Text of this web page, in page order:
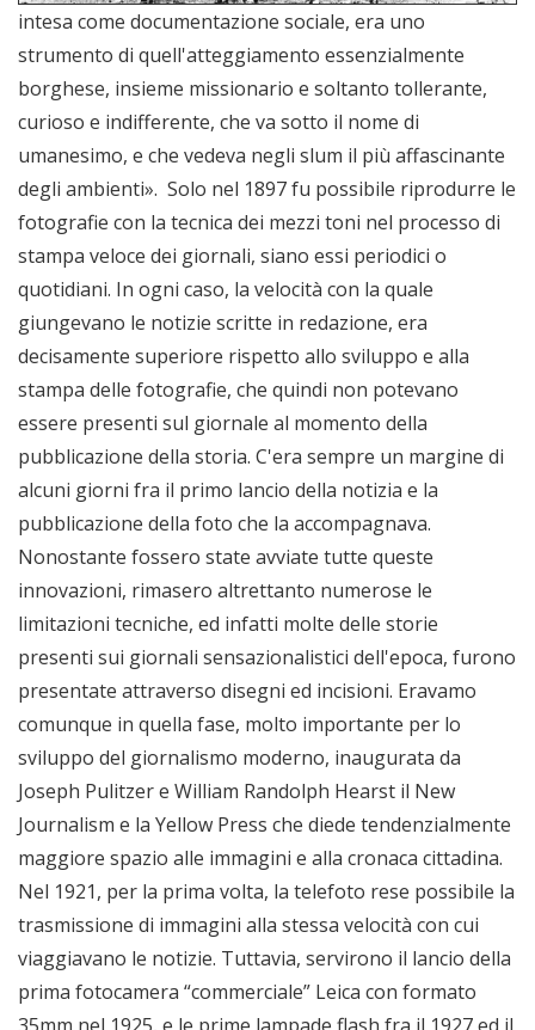
intesa come documentazione sociale, era uno
strumento di quell'atteggiamento essenzialmente
borghese, insieme missionario e soltanto tollerante,
curioso e indifferente, che va sotto il nome di
umanesimo, e che vedeva negli slum il più affascinante
degli ambienti». Solo nel 1897 fu possibile riprodurre le
fotografie con la tecnica dei mezzi toni nel processo di
stampa veloce dei giornali, siano essi periodici o
quotidiani. In ogni caso, la velocità con la quale
giungevano le notizie scritte in redazione, era
decisamente superiore rispetto allo sviluppo e alla
stampa delle fotografie, che quindi non potevano
essere presenti sul giornale al momento della
pubblicazione della storia. C'era sempre un margine di
alcuni giorni fra il primo lancio della notizia e la
pubblicazione della foto che la accompagnava.
Nonostante fossero state avviate tutte queste
innovazioni, rimasero altrettanto numerose le
limitazioni tecniche, ed infatti molte delle storie
presenti sui giornali sensazionalistici dell'epoca, furono
presentate attraverso disegni ed incisioni. Eravamo
comunque in quella fase, molto importante per lo
sviluppo del giornalismo moderno, inaugurata da
Joseph Pulitzer e William Randolph Hearst il New
Journalism e la Yellow Press che diede tendenzialmente
maggiore spazio alle immagini e alla cronaca cittadina.
Nel 1921, per la prima volta, la telefoto rese possibile la
trasmissione di immagini alla stessa velocità con cui
viaggiavano le notizie. Tuttavia, servirono il lancio della
prima fotocamera “commerciale” Leica con formato